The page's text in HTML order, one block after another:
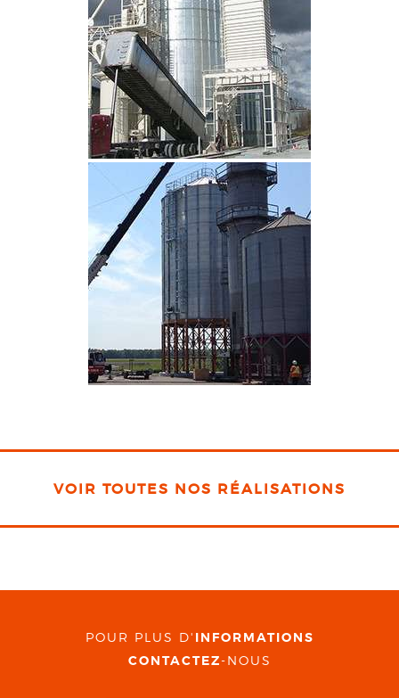
CLIQUEZ POUR AGRANDIR
VOIR TOUTES NOS RÉALISATIONS
POUR PLUS D' INFORMATIONS
CONTACTEZ-NOUS